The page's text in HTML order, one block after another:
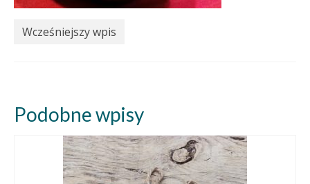
Wcześniejszy wpis
Podobne wpisy